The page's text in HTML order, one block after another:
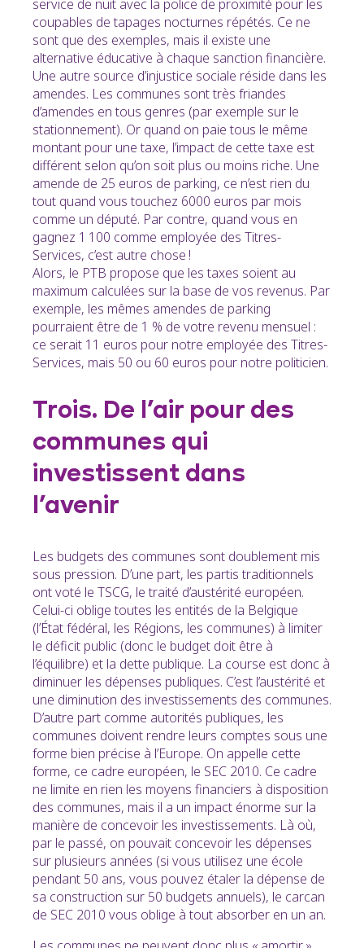
service de nuit avec la police de proximité pour les
coupables de tapages nocturnes répétés. Ce ne
sont que des exemples, mais il existe une
alternative éducative à chaque sanction financière.
Une autre source d’injustice sociale réside dans les
amendes. Les communes sont très friandes
d’amendes en tous genres (par exemple sur le
stationnement). Or quand on paie tous le même
montant pour une taxe, l’impact de cette taxe est
différent selon qu’on soit plus ou moins riche. Une
amende de 25 euros de parking, ce n’est rien du
tout quand vous touchez 6000 euros par mois
comme un député. Par contre, quand vous en
gagnez 1 100 comme employée des Titres-
Services, c’est autre chose !
Alors, le PTB propose que les taxes soient au
maximum calculées sur la base de vos revenus. Par
exemple, les mêmes amendes de parking
pourraient être de 1 % de votre revenu mensuel :
ce serait 11 euros pour notre employée des Titres-
Services, mais 50 ou 60 euros pour notre politicien.
Trois. De l’air pour des
communes qui
investissent dans
l’avenir
Les budgets des communes sont doublement mis
sous pression. D’une part, les partis traditionnels
ont voté le TSCG, le traité d’austérité européen.
Celui-ci oblige toutes les entités de la Belgique
(l’État fédéral, les Régions, les communes) à limiter
le déficit public (donc le budget doit être à
l’équilibre) et la dette publique. La course est donc à
diminuer les dépenses publiques. C’est l’austérité et
une diminution des investissements des communes.
D’autre part comme autorités publiques, les
communes doivent rendre leurs comptes sous une
forme bien précise à l’Europe. On appelle cette
forme, ce cadre européen, le SEC 2010. Ce cadre
ne limite en rien les moyens financiers à disposition
des communes, mais il a un impact énorme sur la
manière de concevoir les investissements. Là où,
par le passé, on pouvait concevoir les dépenses
sur plusieurs années (si vous utilisez une école
pendant 50 ans, vous pouvez étaler la dépense de
sa construction sur 50 budgets annuels), le carcan
de SEC 2010 vous oblige à tout absorber en un an.